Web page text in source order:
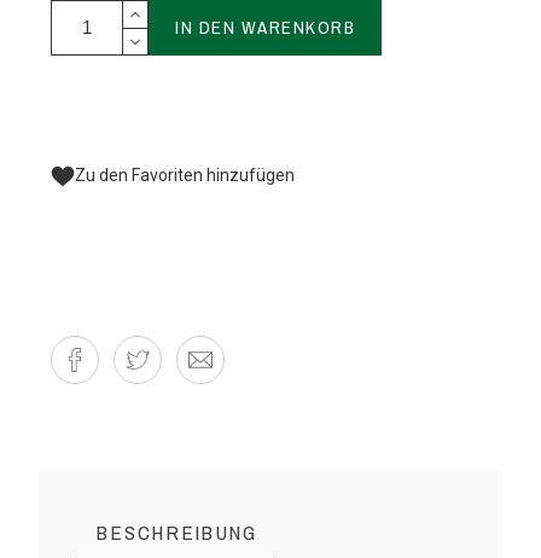
IN DEN WARENKORB
Zu den Favoriten hinzufügen
BESCHREIBUNG